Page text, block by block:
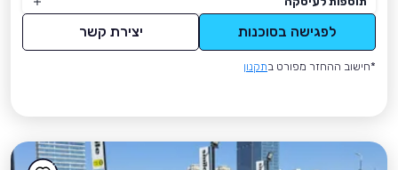
לפגישה בסוכנות יצירת קשר
*חישוב ההחזר מפורט בתקנון